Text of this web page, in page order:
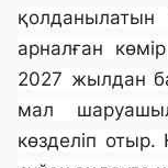
арналған
2027 жылдан
мал
көзделіп